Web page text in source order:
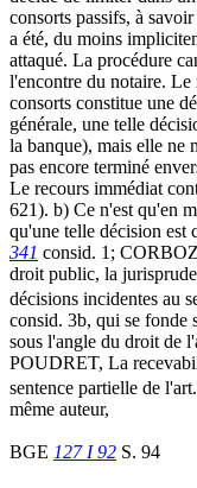
consorts passifs, à
a été, du moins
attaqué. La procédure
l'encontre du notaire. Le
consorts constitue une
générale, une telle
la banque), mais elle ne
pas encore terminé
Le recours immédiat
621). b) Ce n'est qu'en
qu'une telle décision est
341 consid. 1;
droit public, la
décisions incidentes au
consid. 3b, qui se fonde
sous l'angle du droit de
POUDRET, La
sentence partielle de
même auteur,
BGE 127 I 92 S. 94